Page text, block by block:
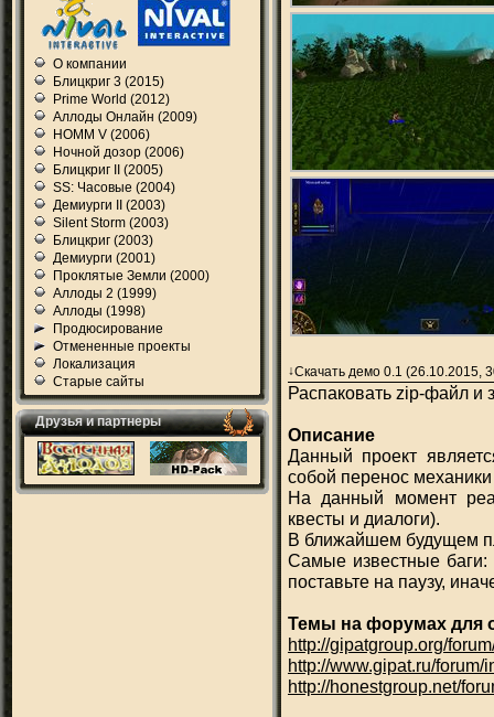
О компании
Блицкриг 3 (2015)
Prime World (2012)
Аллоды Онлайн (2009)
HOMM V (2006)
Ночной дозор (2006)
Блицкриг II (2005)
SS: Часовые (2004)
Демиурги II (2003)
Silent Storm (2003)
Блицкриг (2003)
Демиурги (2001)
Проклятые Земли (2000)
Аллоды 2 (1999)
Аллоды (1998)
Продюсирование
Отмененные проекты
Локализация
Старые сайты
Друзья и партнеры
Скачать демо 0.1 (26.10.2015,
Распаковать zip-файл и
Описание
Данный проект
собой перенос
На данный момент
квесты и диалоги).
В ближайшем будущем
Самые известные баги:
поставьте на паузу,
Темы на форумах для
http://gipatgroup.org/
http://www.gipat.ru/
http://honestgroup.net/